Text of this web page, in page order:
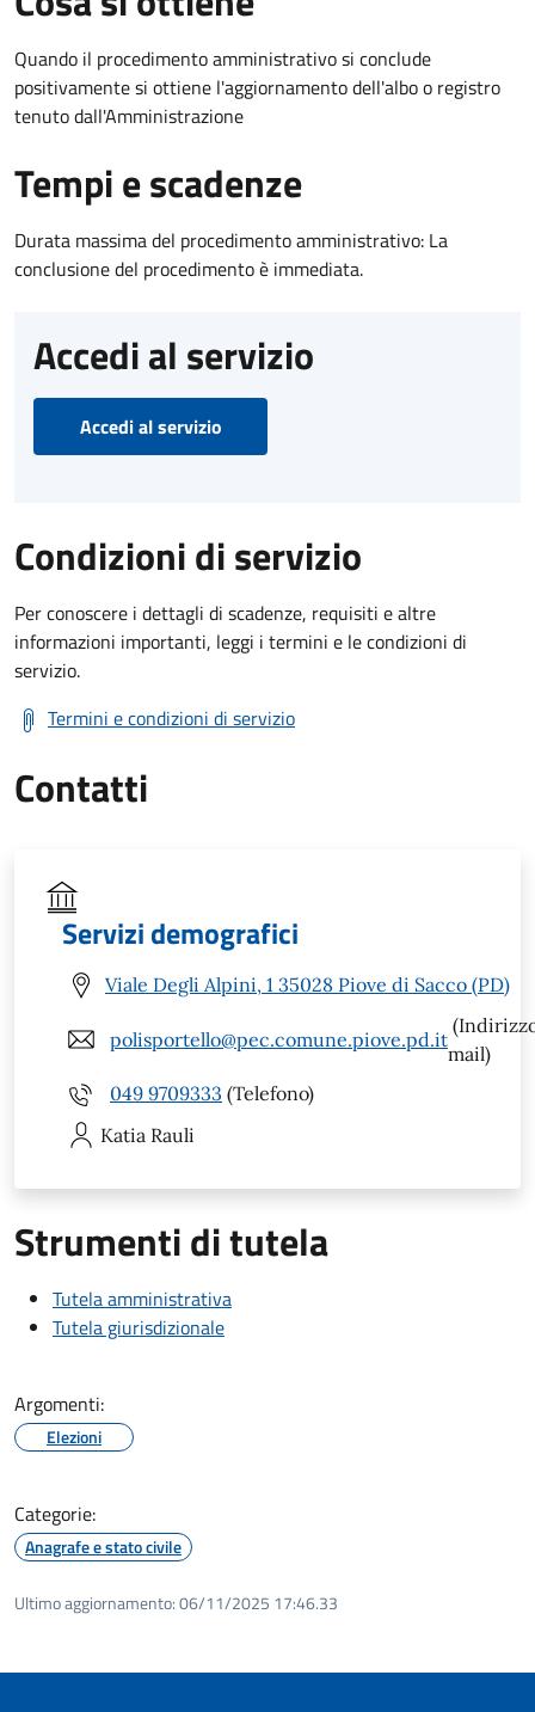
Quando il procedimento amministrativo si conclude
positivamente si ottiene l'aggiornamento dell'albo o registro
tenuto dall'Amministrazione
Tempi e scadenze
Durata massima del procedimento amministrativo: La
conclusione del procedimento è immediata.
Accedi al servizio
Accedi al servizio
Condizioni di servizio
Per conoscere i dettagli di scadenze, requisiti e altre
informazioni importanti, leggi i termini e le condizioni di
servizio.
Termini e condizioni di servizio
Contatti
Servizi demografici
Viale Degli Alpini, 1 35028 Piove di Sacco (PD)
polisportello@pec.comune.piove.pd.it
mail)
049 9709333 (Telefono)
Katia Rauli
Strumenti di tutela
Tutela amministrativa
Tutela giurisdizionale
Argomenti:
Elezioni
Categorie:
Anagrafe e stato civile
Ultimo aggiornamento:06/11/2025 17:46.33